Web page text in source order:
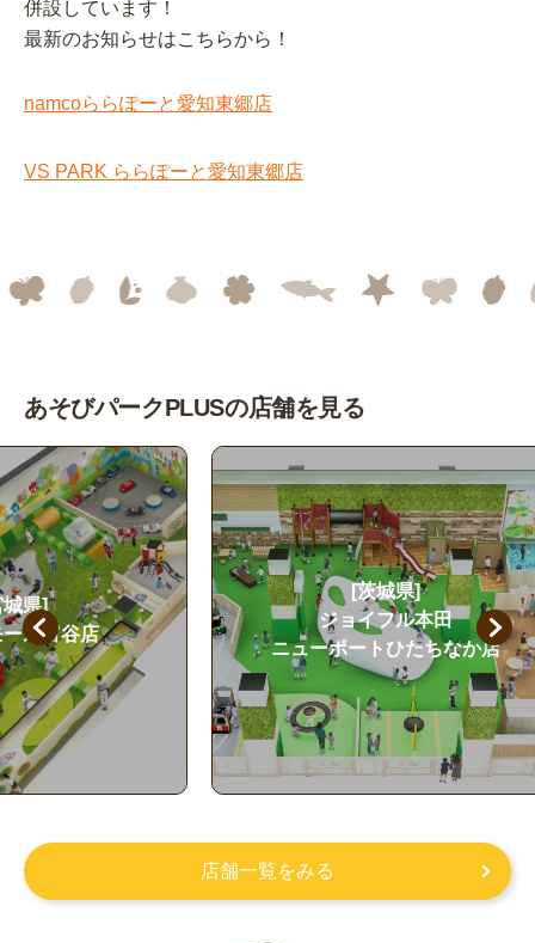
併設しています！
最新のお知らせはこちらから！
namcoららぽーと愛知東郷店
VS PARK ららぽーと愛知東郷店
あそびパークPLUSの店舗を見る
[茨城県]
ジョイフル本田
ニューポートひたちなか店
店舗一覧をみる